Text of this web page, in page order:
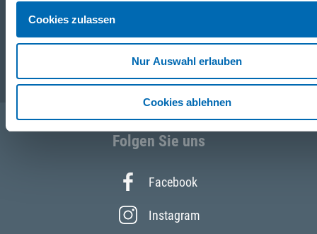
Cookies zulassen
Nur Auswahl erlauben
Cookies ablehnen
Service
Folgen Sie uns
Facebook
Instagram